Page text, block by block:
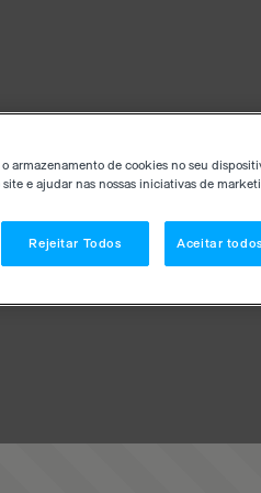
armazenamento de cookies no seu
e ajudar nas nossas iniciativas de
Rejeitar Todos Aceitar